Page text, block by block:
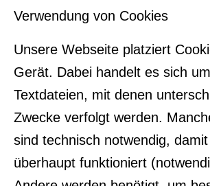
Verwendung von Cookies
Unsere Webseite platziert
Gerät. Dabei handelt es sich
Textdateien, mit denen
Zwecke verfolgt werden.
sind technisch notwendig,
überhaupt funktioniert